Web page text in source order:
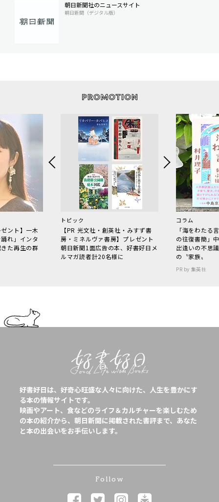
朝日新聞社のニュースサイト
朝日新聞（デジタル版）
ント】一木
れ」インタ
た再生の群
トピック
【PR 光文社・創英社・みすず書
房・ミネルヴァ書房】プレゼント
朝日新聞1面広告の本、好書好日メ
ルマガ読者計20名様に
コラム
「海をわた
の往復書簡」
出逢いの不思
の〝家族〟
PR by 集英社
好書好日は、好奇心旺盛な人々に向けた、人生を豊かにす
る本の情報サイトです。
映画やアート、食などのライフ＆カルチャーを楽しむため
の本の紹介から、朝日新聞に掲載された書評まで、あなた
と本の出会いをお手伝いします。
Follow